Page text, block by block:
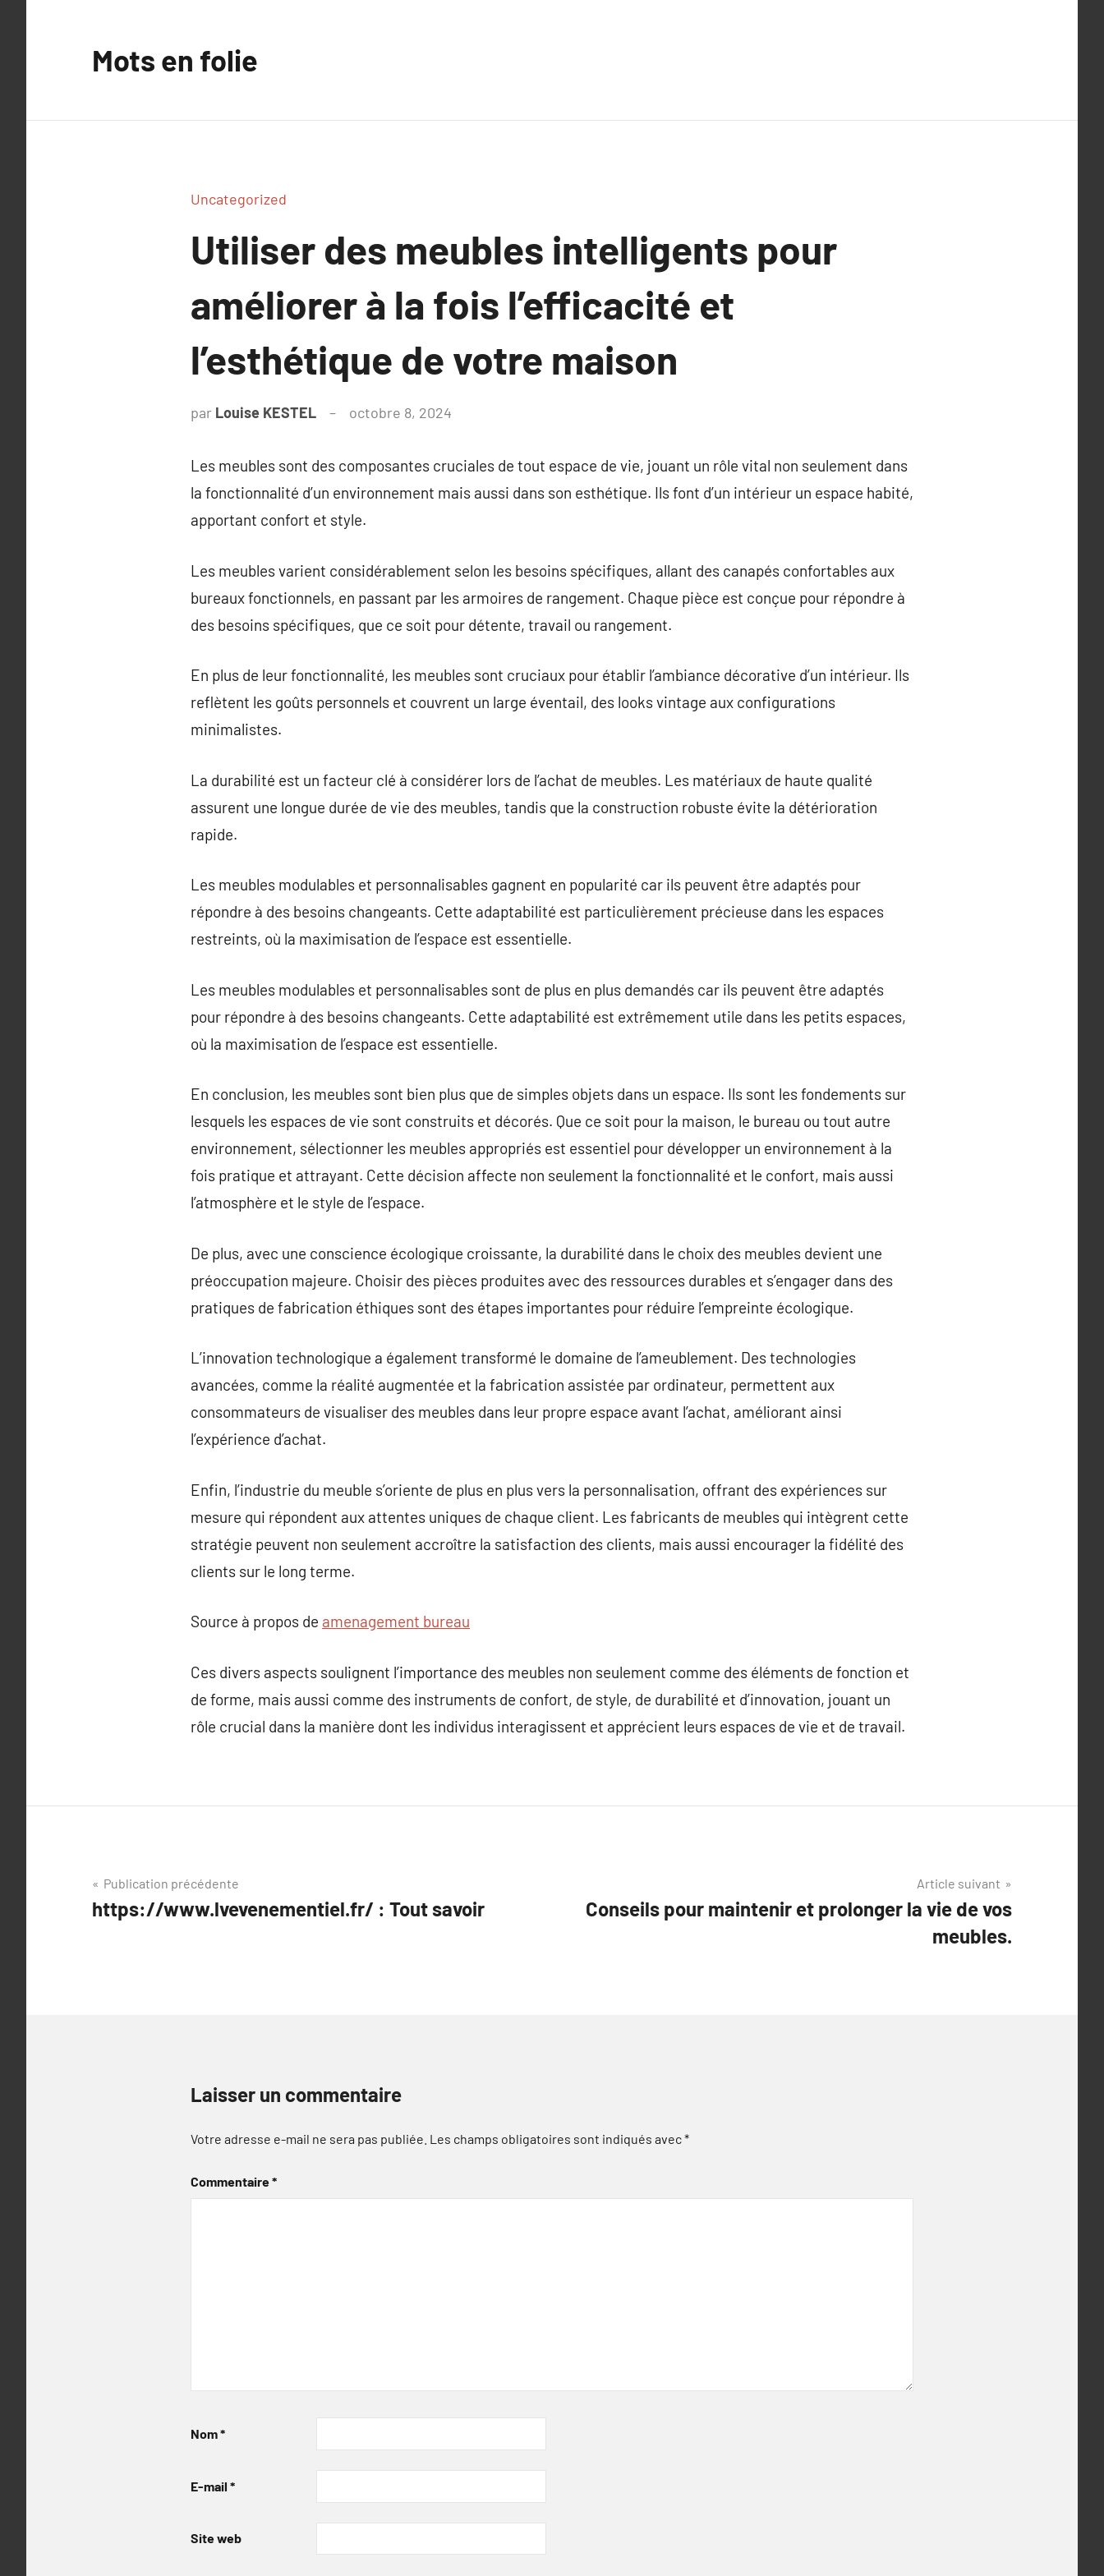
Mots en folie
Uncategorized
Utiliser des meubles intelligents pour
améliorer à la fois l’efficacité et
l’esthétique de votre maison
par Louise KESTEL octobre 8, 2024
Les meubles sont des composantes cruciales de tout espace de vie, jouant un rôle vital non seulement dans
la fonctionnalité d’un environnement mais aussi dans son esthétique. Ils font d’un intérieur un espace habité,
apportant confort et style.
Les meubles varient considérablement selon les besoins spécifiques, allant des canapés confortables aux
bureaux fonctionnels, en passant par les armoires de rangement. Chaque pièce est conçue pour répondre à
des besoins spécifiques, que ce soit pour détente, travail ou rangement.
En plus de leur fonctionnalité, les meubles sont cruciaux pour établir l’ambiance décorative d’un intérieur. Ils
reflètent les goûts personnels et couvrent un large éventail, des looks vintage aux configurations
minimalistes.
La durabilité est un facteur clé à considérer lors de l’achat de meubles. Les matériaux de haute qualité
assurent une longue durée de vie des meubles, tandis que la construction robuste évite la détérioration
rapide.
Les meubles modulables et personnalisables gagnent en popularité car ils peuvent être adaptés pour
répondre à des besoins changeants. Cette adaptabilité est particulièrement précieuse dans les espaces
restreints, où la maximisation de l’espace est essentielle.
Les meubles modulables et personnalisables sont de plus en plus demandés car ils peuvent être adaptés
pour répondre à des besoins changeants. Cette adaptabilité est extrêmement utile dans les petits espaces,
où la maximisation de l’espace est essentielle.
En conclusion, les meubles sont bien plus que de simples objets dans un espace. Ils sont les fondements sur
lesquels les espaces de vie sont construits et décorés. Que ce soit pour la maison, le bureau ou tout autre
environnement, sélectionner les meubles appropriés est essentiel pour développer un environnement à la
fois pratique et attrayant. Cette décision affecte non seulement la fonctionnalité et le confort, mais aussi
l’atmosphère et le style de l’espace.
De plus, avec une conscience écologique croissante, la durabilité dans le choix des meubles devient une
préoccupation majeure. Choisir des pièces produites avec des ressources durables et s’engager dans des
pratiques de fabrication éthiques sont des étapes importantes pour réduire l’empreinte écologique.
L’innovation technologique a également transformé le domaine de l’ameublement. Des technologies
avancées, comme la réalité augmentée et la fabrication assistée par ordinateur, permettent aux
consommateurs de visualiser des meubles dans leur propre espace avant l’achat, améliorant ainsi
l’expérience d’achat.
Enfin, l’industrie du meuble s’oriente de plus en plus vers la personnalisation, offrant des expériences sur
mesure qui répondent aux attentes uniques de chaque client. Les fabricants de meubles qui intègrent cette
stratégie peuvent non seulement accroître la satisfaction des clients, mais aussi encourager la fidélité des
clients sur le long terme.
Source à propos de amenagement bureau
Ces divers aspects soulignent l’importance des meubles non seulement comme des éléments de fonction et
de forme, mais aussi comme des instruments de confort, de style, de durabilité et d’innovation, jouant un
rôle crucial dans la manière dont les individus interagissent et apprécient leurs espaces de vie et de travail.
Navigation
de
Publication précédente
https://www.lvevenementiel.fr/ : Tout savoir
Article suivant
Conseils pour maintenir et prolonger la vie de vos
meubles.
Laisser un commentaire
Votre adresse e-mail ne sera pas publiée. Les champs obligatoires sont indiqués avec*
Commentaire*
Nom*
E-mail *
Site web